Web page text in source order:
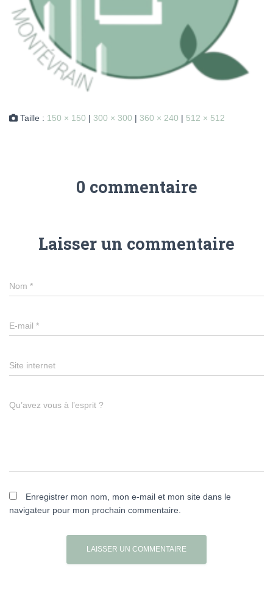
Taille : 150 × 150 | 300 × 300 | 360 × 240 | 512 × 512
0 commentaire
Laisser un commentaire
Nom *
E-mail *
Site internet
Qu’avez vous à l’esprit ?
Enregistrer mon nom, mon e-mail et mon site dans le
navigateur pour mon prochain commentaire.